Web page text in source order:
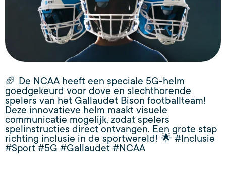
🏈 De NCAA heeft een speciale 5G-helm
goedgekeurd voor dove en slechthorende
spelers van het Gallaudet Bison footballteam!
Deze innovatieve helm maakt visuele
communicatie mogelijk, zodat spelers
spelinstructies direct ontvangen. Een grote stap
richting inclusie in de sportwereld! 🌟 #Inclusie
#Sport #5G #Gallaudet #NCAA